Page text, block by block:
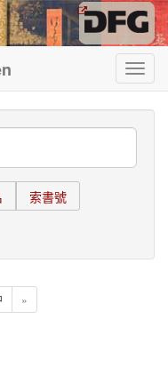
索書號
»